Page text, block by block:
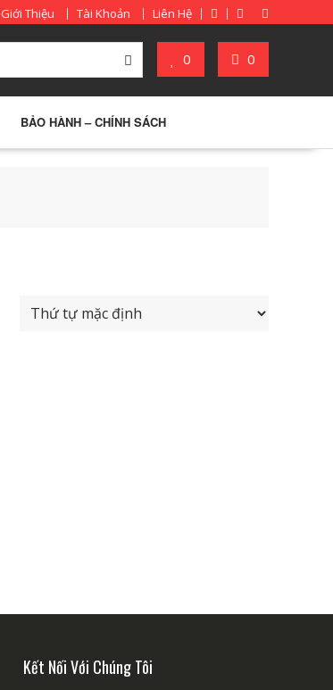
Giới Thiệu Tài Khoản Liên Hệ
0 0
BẢO HÀNH – CHÍNH SÁCH
Kết Nối Với Chúng Tôi